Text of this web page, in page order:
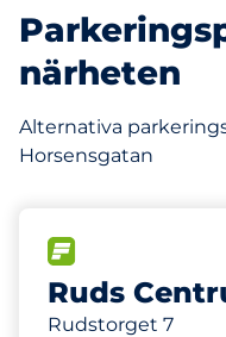
närheten
Alternativa
Horsensgatan
Ruds
Rudstorget 7
135 m